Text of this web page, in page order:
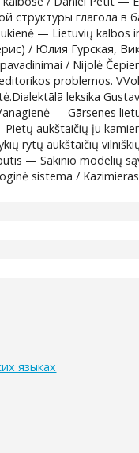
глагола в
— Lietuvių kalbos
/ Юлия Гурская,
/ Nijolė
problemos.
leksika
— Gārsenes
aukštaičių įu
rytų aukštaičių
— Sakinio modelių
sistema /
языках